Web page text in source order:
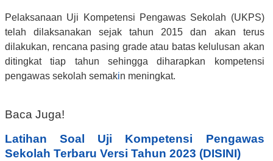
Pelaksanaan Uji Kompetensi Pengawas Sekolah (UKPS)
telah dilaksanakan sejak tahun 2015 dan akan terus
dilakukan, rencana pasing grade atau batas kelulusan akan
ditingkat tiap tahun sehingga diharapkan kompetensi
pengawas sekolah semakin meningkat.
Baca Juga!
Latihan Soal Uji Kompetensi Pengawas
Sekolah Terbaru Versi Tahun 2023 (DISINI)